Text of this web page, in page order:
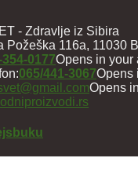
- Zdravlje iz Sibira
Požeška 116a, 11030
354-0177Opens in your
065/441-3067Opens
Opens